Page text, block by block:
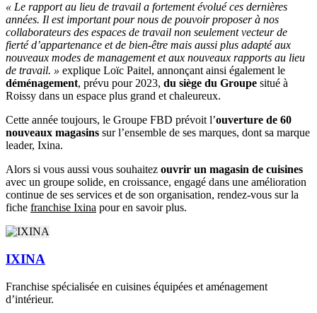
« Le rapport au lieu de travail a fortement évolué ces dernières
années. Il est important pour nous de pouvoir proposer à nos
collaborateurs des espaces de travail non seulement vecteur de
fierté d’appartenance et de bien-être mais aussi plus adapté aux
nouveaux modes de management et aux nouveaux rapports au lieu
de travail. » explique Loïc Paitel, annonçant ainsi également le
déménagement, prévu pour 2023, du siège du Groupe situé à
Roissy dans un espace plus grand et chaleureux.
Cette année toujours, le Groupe FBD prévoit l’ouverture de 60
nouveaux magasins sur l’ensemble de ses marques, dont sa marque
leader, Ixina.
Alors si vous aussi vous souhaitez ouvrir un magasin de cuisines
avec un groupe solide, en croissance, engagé dans une amélioration
continue de ses services et de son organisation, rendez-vous sur la
fiche franchise Ixina pour en savoir plus.
IXINA
Franchise spécialisée en cuisines équipées et aménagement
d’intérieur.